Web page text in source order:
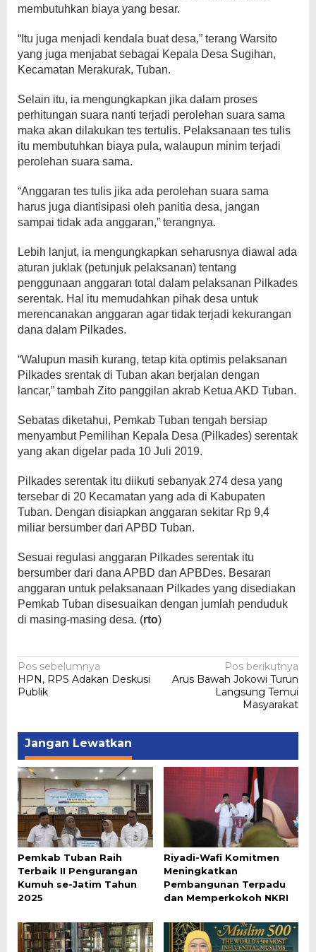
membutuhkan biaya yang besar.
“Itu juga menjadi kendala buat desa,” terang Warsito
yang juga menjabat sebagai Kepala Desa Sugihan,
Kecamatan Merakurak, Tuban.
Selain itu, ia mengungkapkan jika dalam proses
perhitungan suara nanti terjadi perolehan suara sama
maka akan dilakukan tes tertulis. Pelaksanaan tes tulis
itu membutuhkan biaya pula, walaupun minim terjadi
perolehan suara sama.
“Anggaran tes tulis jika ada perolehan suara sama
harus juga diantisipasi oleh panitia desa, jangan
sampai tidak ada anggaran,” terangnya.
Lebih lanjut, ia mengungkapkan seharusnya diawal ada
aturan juklak (petunjuk pelaksanan) tentang
penggunaan anggaran total dalam pelaksanan Pilkades
serentak. Hal itu memudahkan pihak desa untuk
merencanakan anggaran agar tidak terjadi kekurangan
dana dalam Pilkades.
“Walupun masih kurang, tetap kita optimis pelaksanan
Pilkades srentak di Tuban akan berjalan dengan
lancar,” tambah Zito panggilan akrab Ketua AKD Tuban.
Sebatas diketahui, Pemkab Tuban tengah bersiap
menyambut Pemilihan Kepala Desa (Pilkades) serentak
yang akan digelar pada 10 Juli 2019.
Pilkades serentak itu diikuti sebanyak 274 desa yang
tersebar di 20 Kecamatan yang ada di Kabupaten
Tuban. Dengan disiapkan anggaran sekitar Rp 9,4
miliar bersumber dari APBD Tuban.
Sesuai regulasi anggaran Pilkades serentak itu
bersumber dari dana APBD dan APBDes. Besaran
anggaran untuk pelaksanaan Pilkades yang disediakan
Pemkab Tuban disesuaikan dengan jumlah penduduk
di masing-masing desa. (rto)
Navigasi
pos
Pos sebelumnya
HPN, RPS Adakan Deskusi
Publik
Pos berikutnya
Arus Bawah Jokowi Turun
Langsung Temui
Masyarakat
Jangan Lewatkan
Pemkab Tuban Raih
Terbaik II Pengurangan
Kumuh se-Jatim Tahun
2025
Riyadi-Wafi Komitmen
Meningkatkan
Pembangunan Terpadu
dan Memperkokoh NKRI